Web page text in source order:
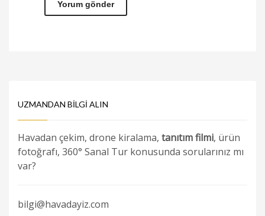
UZMANDAN BILGI ALIN
Havadan çekim, drone kiralama, tanıtım filmi, ürün
fotoğrafı, 360° Sanal Tur konusunda sorularınız mı
var?
bilgi@havadayiz.com